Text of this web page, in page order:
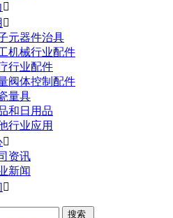


元器件治具
机械行业配件
行业配件
阀体控制配件
量具
和日用品
行业应用

资讯
新闻
